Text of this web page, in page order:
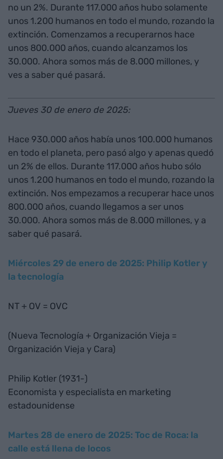
no un 2%. Durante 117.000 años hubo solamente
unos 1.200 humanos en todo el mundo, rozando la
extinción. Comenzamos a recuperarnos hace
unos 800.000 años, cuando alcanzamos los
30.000. Ahora somos más de 8.000 millones, y
ves a saber qué pasará.
Jueves 30 de enero de 2025:
Hace 930.000 años había unos 100.000 humanos
en todo el planeta, pero pasó algo y apenas quedó
un 2% de ellos. Durante 117.000 años hubo sólo
unos 1.200 humanos en todo el mundo, rozando la
extinción. Nos empezamos a recuperar hace unos
800.000 años, cuando llegamos a ser unos
30.000. Ahora somos más de 8.000 millones, y a
saber qué pasará.
Miércoles 29 de enero de 2025: Philip Kotler y
la tecnología
NT + OV = OVC
(Nueva Tecnología + Organización Vieja =
Organización Vieja y Cara)
Philip Kotler (1931-)
Economista y especialista en marketing
estadounidense
Martes 28 de enero de 2025: Toc de Roca: la
calle está llena de locos